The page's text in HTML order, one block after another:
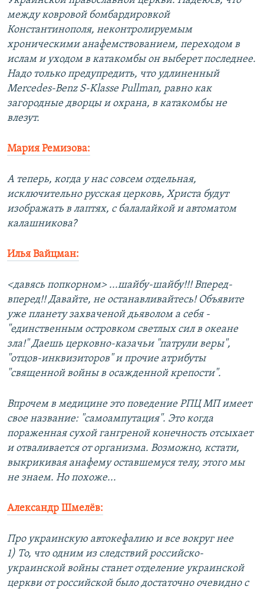
между ковровой бомбардировкой
Константинополя, неконтролируемым
хроническими анафемствованием, переходом в
ислам и уходом в катакомбы он выберет последнее.
Надо только предупредить, что удлиненный
Mercedes-Benz S-Klasse Pullman, равно как
загородные дворцы и охрана, в катакомбы не
влезут.
Мария Ремизова:
А теперь, когда у нас совсем отдельная,
исключительно русская церковь, Христа будут
изображать в лаптях, с балалайкой и автоматом
калашникова?
Илья Вайцман:
<давясь попкорном> ...шайбу-шайбу!!! Вперед-
вперед!! Давайте, не останавливайтесь! Объявите
уже планету захваченой дьяволом а себя -
"единственным островком светлых сил в океане
зла!" Даешь церковно-казачьи "патрули веры",
"отцов-инквизиторов" и прочие атрибуты
"священной войны в осажденной крепости".
Впрочем в медицине это поведение РПЦ МП имеет
свое название: "самоампутация". Это когда
пораженная сухой гангреной конечность отсыхает
и отваливается от организма. Возможно, кстати,
выкрикивая анафему оставшемуся телу, этого мы
не знаем. Но похоже...
Александр Шмелёв:
Про украинскую автокефалию и все вокруг нее
1) То, что одним из следствий российско-
украинской войны станет отделение украинской
церкви от российской было достаточно очевидно с